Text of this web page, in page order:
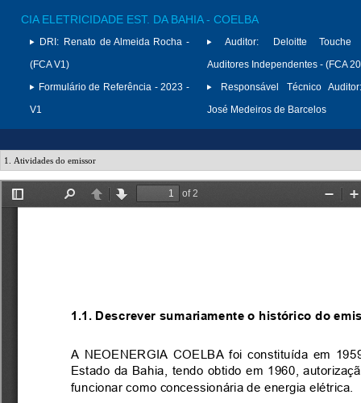
CIA ELETRICIDADE EST. DA BAHIA - COELBA
DRI: Renato de Almeida Rocha -
(FCA V1)
Formulário de Referência - 2023 -
V1
Auditor:
Deloitte Touche
Auditores Independentes - (FCA
Responsável Técnico
José Medeiros de Barcelos